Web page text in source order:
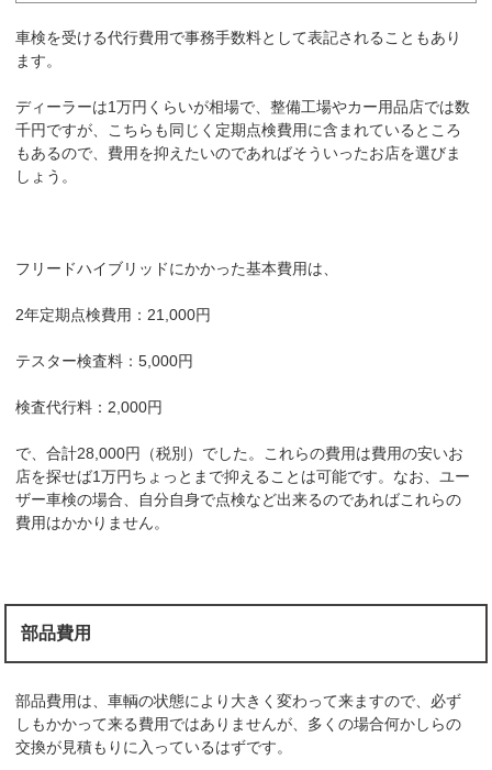
車検を受ける代行費用で事務手数料として表記されることもあり
ます。
ディーラーは1万円くらいが相場で、整備工場やカー用品店では数
千円ですが、こちらも同じく定期点検費用に含まれているところ
もあるので、費用を抑えたいのであればそういったお店を選びま
しょう。
フリードハイブリッドにかかった基本費用は、
2年定期点検費用：21,000円
テスター検査料：5,000円
検査代行料：2,000円
で、合計28,000円（税別）でした。これらの費用は費用の安いお
店を探せば1万円ちょっとまで抑えることは可能です。なお、ユー
ザー車検の場合、自分自身で点検など出来るのであればこれらの
費用はかかりません。
部品費用
部品費用は、車輌の状態により大きく変わって来ますので、必ず
しもかかって来る費用ではありませんが、多くの場合何かしらの
交換が見積もりに入っているはずです。